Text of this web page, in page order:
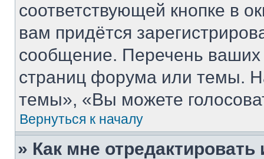
соответствующей кнопке в
вам придётся
сообщение. Перечень ваших
страниц форума или темы.
темы», «Вы можете
Вернуться к началу
» Как мне